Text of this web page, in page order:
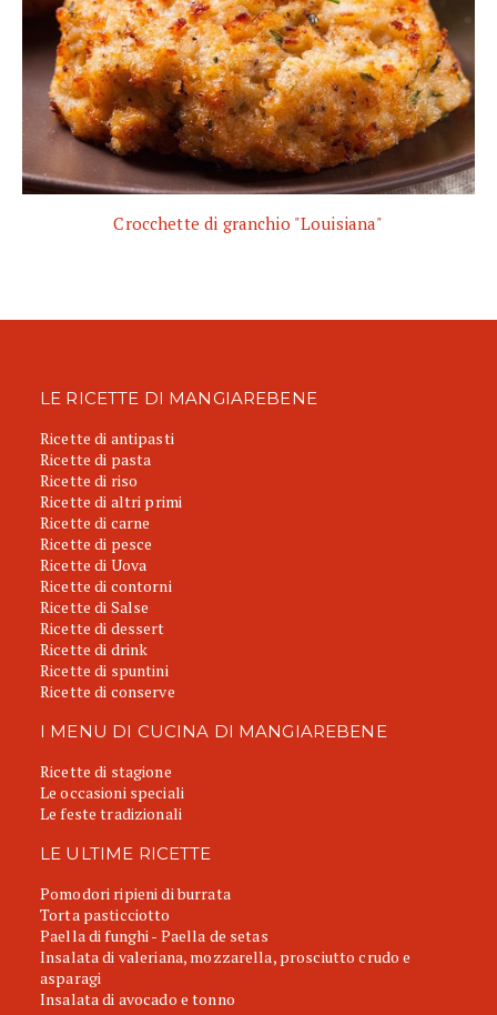
Crocchette di granchio "Louisiana"
LE RICETTE DI MANGIAREBENE
Ricette di antipasti
Ricette di pasta
Ricette di riso
Ricette di altri primi
Ricette di carne
Ricette di pesce
Ricette di Uova
Ricette di contorni
Ricette di Salse
Ricette di dessert
Ricette di drink
Ricette di spuntini
Ricette di conserve
I MENU DI CUCINA DI MANGIAREBENE
Ricette di stagione
Le occasioni speciali
Le feste tradizionali
LE ULTIME RICETTE
Pomodori ripieni di burrata
Torta pasticciotto
Paella di funghi - Paella de setas
Insalata di valeriana, mozzarella, prosciutto crudo e
asparagi
Insalata di avocado e tonno